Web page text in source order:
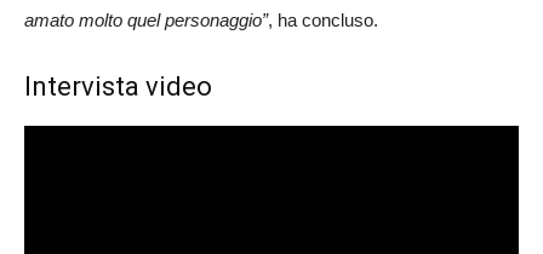
amato molto quel personaggio”, ha concluso.
Intervista video